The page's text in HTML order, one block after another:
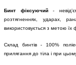
Бинт фіксуючий-
розтягненнях, ударах,
використовується з метою їх
Склад бинтів - 100%
прилягання до тіла і при